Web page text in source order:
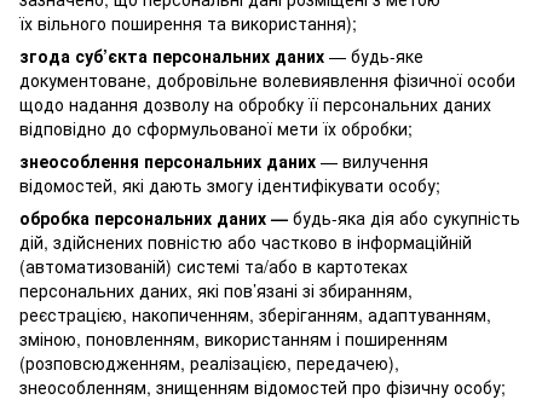
їх вільного поширення та використання);
згода суб’єкта персональних даних — будь-яке
документоване, добровільне волевиявлення фізичної особи
щодо надання дозволу на обробку її персональних даних
відповідно до сформульованої мети їх обробки;
знеособлення персональних даних — вилучення
відомостей, які дають змогу ідентифікувати особу;
обробка персональних даних — будь-яка дія або сукупність
дій, здійснених повністю або частково в інформаційній
(автоматизованій) системі та/або в картотеках
персональних даних, які пов’язані зі збиранням,
реєстрацією, накопиченням, зберіганням, адаптуванням,
зміною, поновленням, використанням і поширенням
(розповсюдженням, реалізацією, передачею),
знеособленням, знищенням відомостей про фізичну особу;